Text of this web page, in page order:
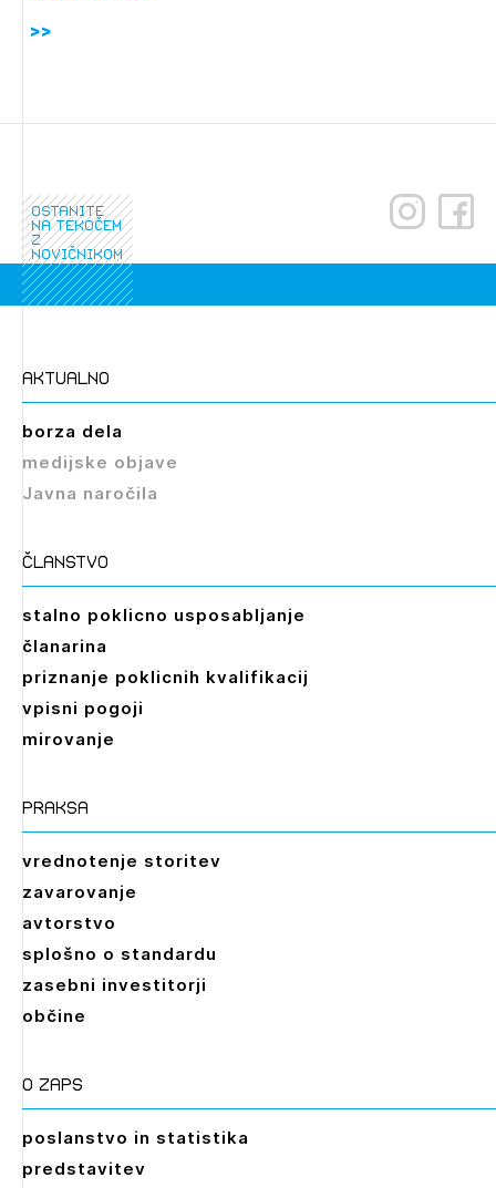
ostanite
na tekočem
z
novičnikom
aktualno
borza dela
medijske objave
Javna naročila
članstvo
stalno poklicno usposabljanje
članarina
priznanje poklicnih kvalifikacij
vpisni pogoji
mirovanje
praksa
vrednotenje storitev
zavarovanje
avtorstvo
splošno o standardu
zasebni investitorji
občine
O zaps
poslanstvo in statistika
predstavitev